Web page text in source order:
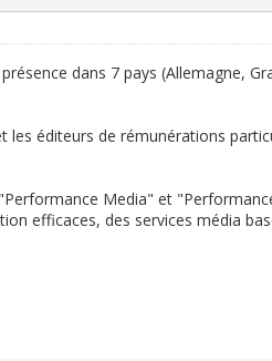
dans 7 pays (Allemagne,
les éditeurs de rémunérations
Media" et
efficaces, des services média